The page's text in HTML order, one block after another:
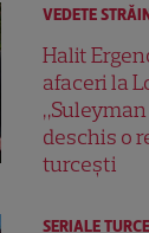
VEDETE
Halit
afaceri la
deschis o
turcești
SERIALE